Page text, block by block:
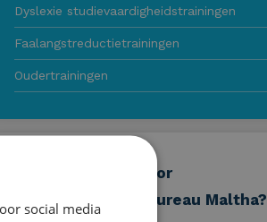
Dyslexie studievaardigheidstrainingen
Faalangstreductietrainingen
Oudertrainingen
Waarom kiezen voor
OnderwijsAdviesBureau Maltha?
social media